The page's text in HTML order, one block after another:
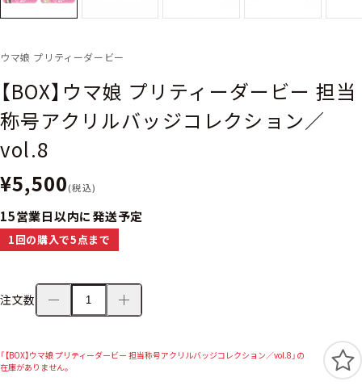
ウマ娘 プリティーダービー
【BOX】ウマ娘 プリティーダービー 担当
称号アクリルバッジコレクション／
vol.8
¥5,500(税込)
15営業日以内に発送予定
1回の購入で5点まで
注文数
「【BOX】ウマ娘 プリティーダービー 担当称号アクリルバッジコレクション／vol.8」の
在庫がありません。